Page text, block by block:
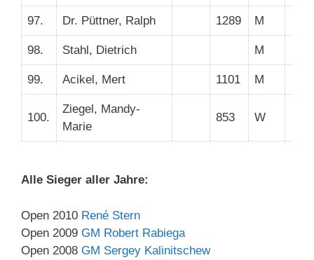
97. Dr. Püttner, Ralph 1289 M
98. Stahl, Dietrich M
99. Acikel, Mert 1101 M
100.
Ziegel, Mandy-
Marie
853 W
Alle Sieger aller Jahre:
Open 2010 René Stern
Open 2009 GM Robert Rabiega
Open 2008 GM Sergey Kalinitschew